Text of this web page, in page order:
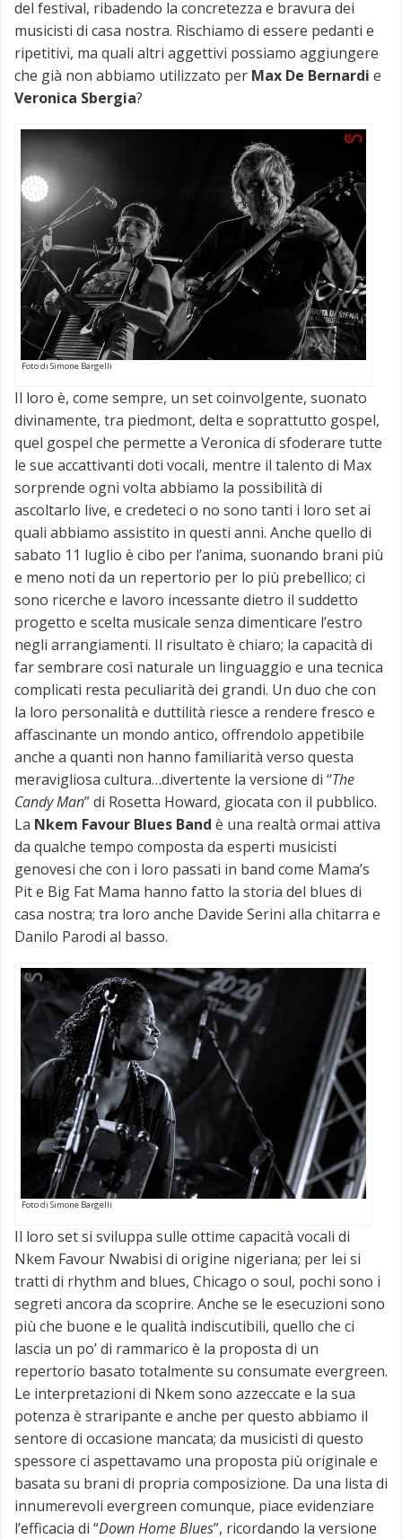
del festival, ribadendo la concretezza e bravura dei
musicisti di casa nostra. Rischiamo di essere pedanti e
ripetitivi, ma quali altri aggettivi possiamo aggiungere
che già non abbiamo utilizzato per Max De Bernardi e
Veronica Sbergia?
Foto di Simone Bargelli
Il loro è, come sempre, un set coinvolgente, suonato
divinamente, tra piedmont, delta e soprattutto gospel,
quel gospel che permette a Veronica di sfoderare tutte
le sue accattivanti doti vocali, mentre il talento di Max
sorprende ogni volta abbiamo la possibilità di
ascoltarlo live, e credeteci o no sono tanti i loro set ai
quali abbiamo assistito in questi anni. Anche quello di
sabato 11 luglio è cibo per l’anima, suonando brani più
e meno noti da un repertorio per lo più prebellico; ci
sono ricerche e lavoro incessante dietro il suddetto
progetto e scelta musicale senza dimenticare l’estro
negli arrangiamenti. Il risultato è chiaro; la capacità di
far sembrare così naturale un linguaggio e una tecnica
complicati resta peculiarità dei grandi. Un duo che con
la loro personalità e duttilità riesce a rendere fresco e
affascinante un mondo antico, offrendolo appetibile
anche a quanti non hanno familiarità verso questa
meravigliosa cultura…divertente la versione di “The
Candy Man” di Rosetta Howard, giocata con il pubblico.
La Nkem Favour Blues Band è una realtà ormai attiva
da qualche tempo composta da esperti musicisti
genovesi che con i loro passati in band come Mama’s
Pit e Big Fat Mama hanno fatto la storia del blues di
casa nostra; tra loro anche Davide Serini alla chitarra e
Danilo Parodi al basso.
Foto di Simone Bargelli
Il loro set si sviluppa sulle ottime capacità vocali di
Nkem Favour Nwabisi di origine nigeriana; per lei si
tratti di rhythm and blues, Chicago o soul, pochi sono i
segreti ancora da scoprire. Anche se le esecuzioni sono
più che buone e le qualità indiscutibili, quello che ci
lascia un po’ di rammarico è la proposta di un
repertorio basato totalmente su consumate evergreen.
Le interpretazioni di Nkem sono azzeccate e la sua
potenza è straripante e anche per questo abbiamo il
sentore di occasione mancata; da musicisti di questo
spessore ci aspettavamo una proposta più originale e
basata su brani di propria composizione. Da una lista di
innumerevoli evergreen comunque, piace evidenziare
l’efficacia di “Down Home Blues”, ricordando la versione